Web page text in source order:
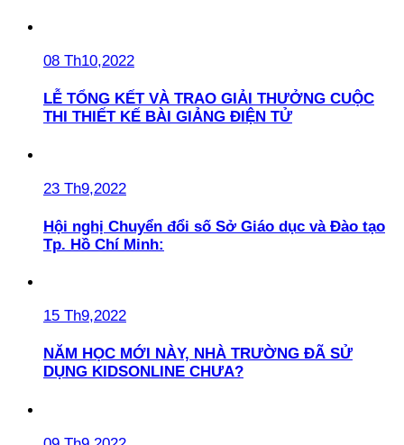
08 Th10,2022
LỄ TỔNG KẾT VÀ TRAO GIẢI THƯỞNG CUỘC
THI THIẾT KẾ BÀI GIẢNG ĐIỆN TỬ
23 Th9,2022
Hội nghị Chuyển đổi số Sở Giáo dục và Đào tạo
Tp. Hồ Chí Minh:
15 Th9,2022
NĂM HỌC MỚI NÀY, NHÀ TRƯỜNG ĐÃ SỬ
DỤNG KIDSONLINE CHƯA?